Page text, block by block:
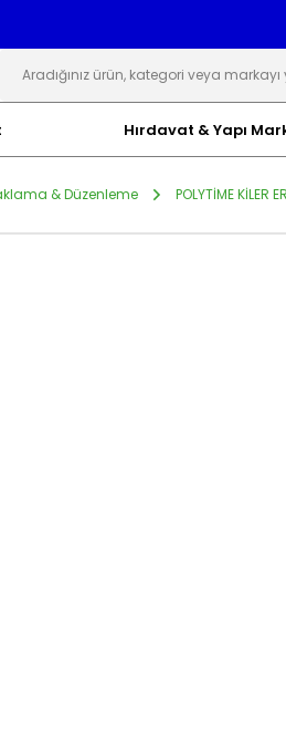
Hırdavat & Yapı
& Düzenleme POLYTİME KİLER